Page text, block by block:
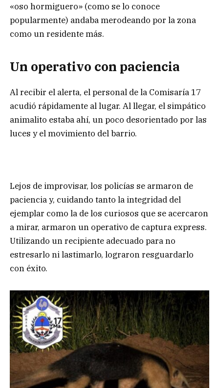
«oso hormiguero» (como se lo conoce
popularmente) andaba merodeando por la zona
como un residente más.
Un operativo con paciencia
Al recibir el alerta, el personal de la Comisaría 17
acudió rápidamente al lugar. Al llegar, el simpático
animalito estaba ahí, un poco desorientado por las
luces y el movimiento del barrio.
Lejos de improvisar, los policías se armaron de
paciencia y, cuidando tanto la integridad del
ejemplar como la de los curiosos que se acercaron
a mirar, armaron un operativo de captura express.
Utilizando un recipiente adecuado para no
estresarlo ni lastimarlo, lograron resguardarlo
con éxito.